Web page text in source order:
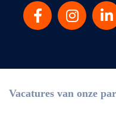
Vacatures van onze